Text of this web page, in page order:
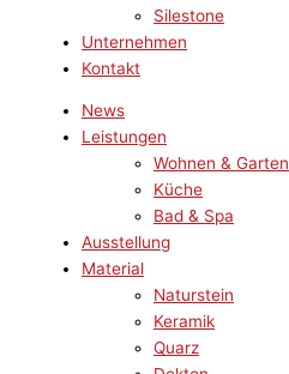
Silestone
Unternehmen
Kontakt
News
Leistungen
Wohnen & Garten
Küche
Bad & Spa
Ausstellung
Material
Naturstein
Keramik
Quarz